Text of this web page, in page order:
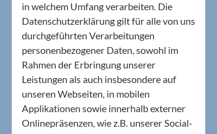
in welchem Umfang verarbeiten. Die
Datenschutzerklärung gilt für alle von uns
durchgeführten Verarbeitungen
personenbezogener Daten, sowohl im
Rahmen der Erbringung unserer
Leistungen als auch insbesondere auf
unseren Webseiten, in mobilen
Applikationen sowie innerhalb externer
Onlinepräsenzen, wie z.B. unserer Social-